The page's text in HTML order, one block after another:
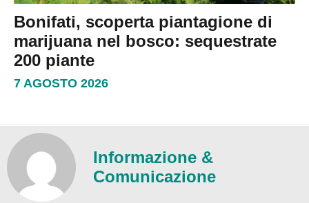
Bonifati, scoperta piantagione di
marijuana nel bosco: sequestrate
200 piante
7 AGOSTO 2026
Informazione &
Comunicazione